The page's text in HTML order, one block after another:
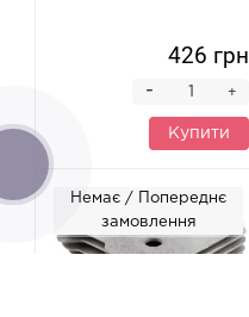
426 грн
+
-
Купити
Немає / Попереднє
замовлення